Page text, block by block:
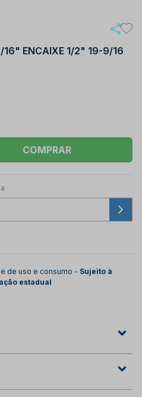
16" ENCAIXE 1/2" 19-9/16
COMPRAR
de uso e consumo - Sujeito à
estadual